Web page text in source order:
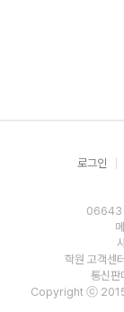
로그인
06643
학원 고객
통신
Copyright ⓒ